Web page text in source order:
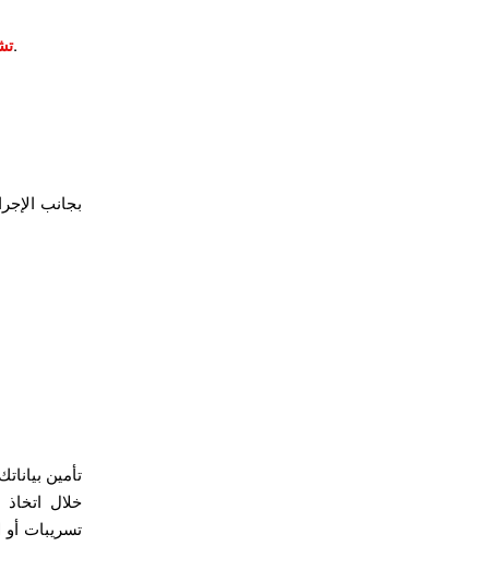
يعتمد التطبيق على تقنيات تشفير متقدمة لحماية البيانات أثناء النقل.
بجانب
تأمين
خلال
تسريبات أو